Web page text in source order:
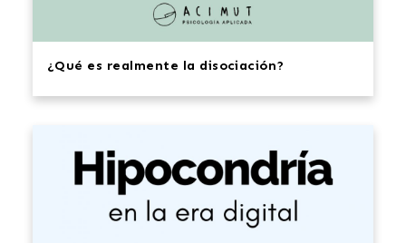
¿Qué es realmente la disociación?